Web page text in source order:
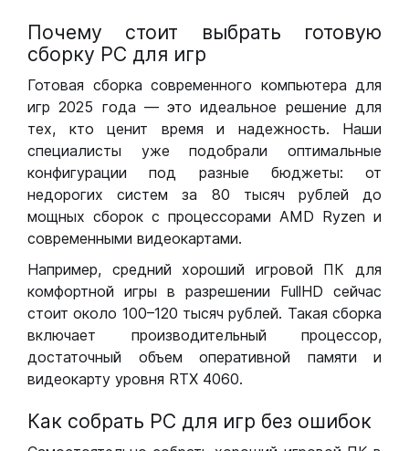
Почему стоит выбрать готовую
сборку РС для игр
Готовая сборка современного компьютера для
игр 2025 года — это идеальное решение для
тех, кто ценит время и надежность. Наши
специалисты уже подобрали оптимальные
конфигурации под разные бюджеты: от
недорогих систем за 80 тысяч рублей до
мощных сборок с процессорами AMD Ryzen и
современными видеокартами.
Например, средний хороший игровой ПК для
комфортной игры в разрешении FullHD сейчас
стоит около 100–120 тысяч рублей. Такая сборка
включает производительный процессор,
достаточный объем оперативной памяти и
видеокарту уровня RTX 4060.
Как собрать РС для игр без ошибок